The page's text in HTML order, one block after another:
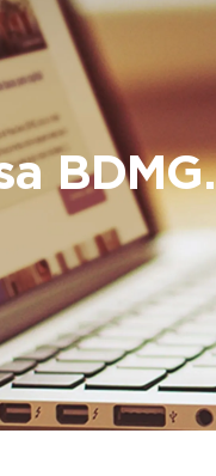
BDMG.